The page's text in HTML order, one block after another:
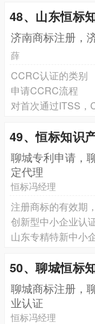
48、山东恒标
济南商标注册，
薛
CCRC认证的类别
申请CCRC流程
对首次通过ITSS，
49、恒标知识
聊城专利申请，
定代理
恒标冯经理
注册商标的有效期
创新型中小企业认
山东专精特新中小
50、聊城恒标
聊城商标注册，
业认证
恒标冯经理